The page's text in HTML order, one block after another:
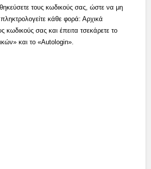
τους κωδικούς σας, ώστε να μη
πληκτρολογείτε κάθε φορά: Αρχικά
κωδικούς σας και έπειτα τσεκάρετε το
και το «Autologin».